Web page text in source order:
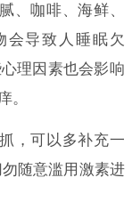
、咖啡、海鲜、
会导致人睡眠欠
理因素也会影响
。
，可以多补充一
随意滥用激素进